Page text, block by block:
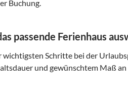
Buchung.
passende Ferienhaus
Schritte bei der
und gewünschtem Maß